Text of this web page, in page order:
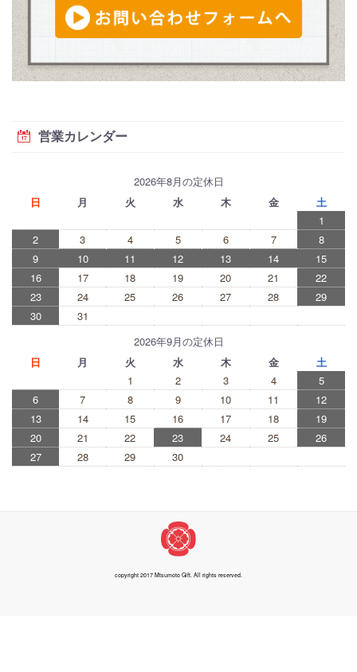
営業カレンダー
2026年8月の定休日
日
月 火 水 木 金
土
1
2
3 4 5 6 7
8
9
10 11 12 13 14
15
16
17 18 19 20 21
22
23
24 25 26 27 28
29
30
31
2026年9月の定休日
日
月 火 水 木 金
土
1
2 3 4
5
6
7 8 9 10 11
12
13
14 15 16 17 18
19
20
21 22 23 24 25
26
27
28 29 30
copyright 2017 Mtsumoto Gift. All rights reserved.